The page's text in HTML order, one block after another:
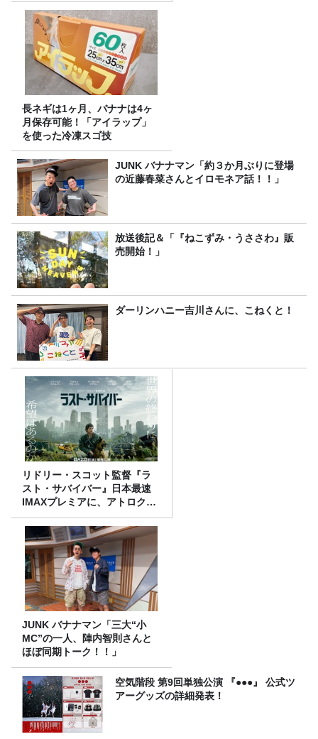
長ネギは1ヶ月、バナナは4ヶ
月保存可能！「アイラップ」
を使った冷凍スゴ技
JUNK バナナマン「約３か月ぶりに登場
の近藤春菜さんとイロモネア話！！」
放送後記＆「『ねこずみ・うささわ』販
売開始！」
ダーリンハニー吉川さんに、こねくと！
リドリー・スコット監督『ラ
スト・サバイバー』日本最速
IMAXプレミアに、アトロクリ
スナー60名をご招待！
JUNK バナナマン「三大“小
MC”の一人、陣内智則さんと
ほぼ同期トーク！！」
空気階段 第9回単独公演 『●●●』 公式ツ
アーグッズの詳細発表！